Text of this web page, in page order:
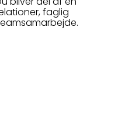
faglig